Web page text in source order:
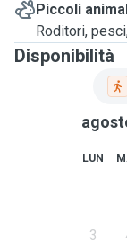
Piccoli
Roditori,
Disponibilità
LUN
3